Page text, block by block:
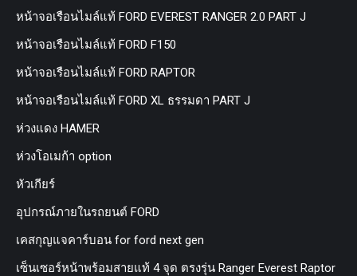
หน้าจอเรือนไมล์แท้ FORD EVEREST RANGER 2.0 PART J
หน้าจอเรือนไมล์แท้ FORD F150
หน้าจอเรือนไมล์แท้ FORD RAPTOR
หน้าจอเรือนไมล์แท้ FORD XL ธรรมดา PART J
ห่วงแดง HAMER
ห่วงโอเมก้า option
หัวเกียร์
อุปกรณ์ภายในรถยนต์ FORD
เคสกุญแจคาร์บอน for ford next gen
เซ็นเซอร์หน้าพร้อมสายแท้ 4 จุด ตรงรุ่น Ranger Everest Raptor